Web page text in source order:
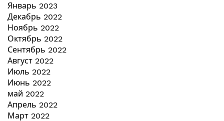
Январь 2023
Декабрь 2022
Ноябрь 2022
Октябрь 2022
Сентябрь 2022
Август 2022
Июль 2022
Июнь 2022
май 2022
Апрель 2022
Март 2022